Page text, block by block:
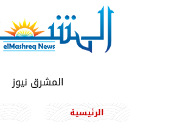
المشرق نيوز
الرئيسية